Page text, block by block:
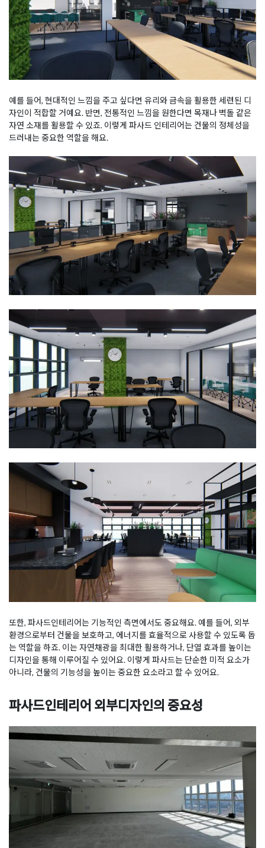
예를 들어, 현대적인 느낌을 주고 싶다면 유리와 금속을 활용한 세련된 디
자인이 적합할 거예요. 반면, 전통적인 느낌을 원한다면 목재나 벽돌 같은
자연 소재를 활용할 수 있죠. 이렇게 파사드 인테리어는 건물의 정체성을
드러내는 중요한 역할을 해요.
또한, 파사드인테리어는 기능적인 측면에서도 중요해요. 예를 들어, 외부
환경으로부터 건물을 보호하고, 에너지를 효율적으로 사용할 수 있도록 돕
는 역할을 하죠. 이는 자연채광을 최대한 활용하거나, 단열 효과를 높이는
디자인을 통해 이루어질 수 있어요. 이렇게 파사드는 단순한 미적 요소가
아니라, 건물의 기능성을 높이는 중요한 요소라고 할 수 있어요.
파사드인테리어 외부디자인의 중요성